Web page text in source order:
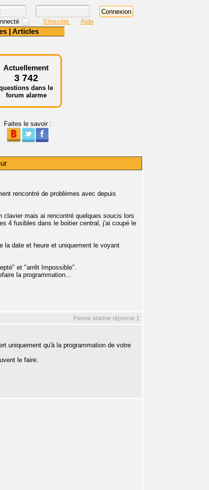
S'inscrire Aide
| Articles
Actuellement
3 742
dans le
forum alarme
Faites le savoir :
rencontré de problèmes avec depuis
clavier mais ai rencontré quelques soucis lors
4 fusibles dans le boitier central, j'ai coupé le
la date et heure et uniquement le voyant
et "arrêt Impossible".
la programmation...
Panne alarme réponse 1
uniquement qu'à la programmation de votre
le faire.